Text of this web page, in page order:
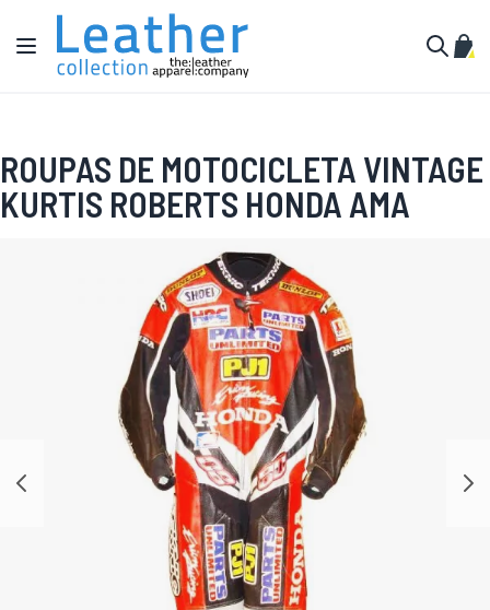
Pular para o conteúdo
Alternar Nav
ROUPAS DE MOTOCICLETA VINTAGE
KURTIS ROBERTS HONDA AMA